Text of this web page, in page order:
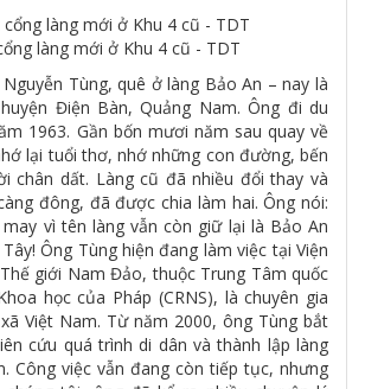
làng mới ở Khu 4 cũ - TDT
Tùng, quê ở làng Bảo An – nay là
Điện Bàn, Quảng Nam. Ông đi du
1963. Gần bốn mươi năm sau quay về
lại tuổi thơ, nhớ những con đường, bến
chân dất. Làng cũ đã nhiều đổi thay và
đông, đã được chia làm hai. Ông nói:
vì tên làng vẫn còn giữ lại là Bảo An
Ông Tùng hiện đang làm việc tại Viện
giới Nam Đảo, thuộc Trung Tâm quốc
học của Pháp (CRNS), là chuyên gia
Việt Nam. Từ năm 2000, ông Tùng bắt
cứu quá trình di dân và thành lập làng
Công việc vẫn đang còn tiếp tục, nhưng